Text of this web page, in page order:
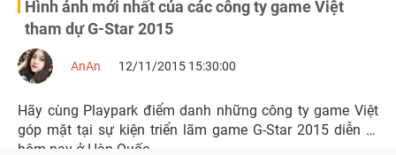
Hình ảnh mới nhất của các công ty game Việt
tham dự G-Star 2015
AnAn 12/11/2015 15:30:00
Hãy cùng Playpark điểm danh những công ty game Việt
góp mặt tại sự kiện triển lãm game G-Star 2015 diễn ra
hôm nay ở Hàn Quốc